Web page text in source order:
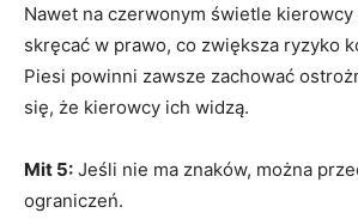
Nawet na czerwonym świetle kierowcy
skręcać w prawo, co zwiększa ryzyko
Piesi powinni zawsze zachować
się, że kierowcy ich widzą.
Mit 5: Jeśli nie ma znaków, można
ograniczeń.